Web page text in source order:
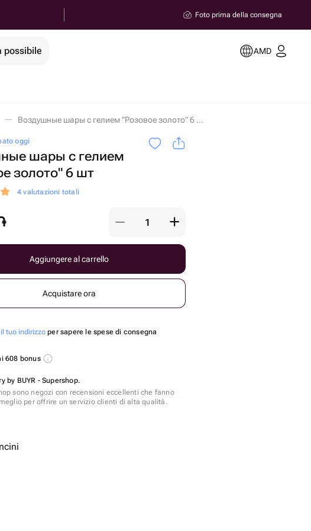
Foto prima della consegna
possibile AMD
Воздушные шары с гелием "Розовое золото" 6 шт in Yerevan
oggi
шары с гелием
золото" 6 шт
4 valutazioni totali
Aggiungere al carrello
Acquistare ora
tuo indirizzo per sapere le spese di consegna
608 bonus
by BUYR - Supershop.
sono negozi con recensioni eccellenti che fanno
per offrire un servizio clienti di alta qualità.